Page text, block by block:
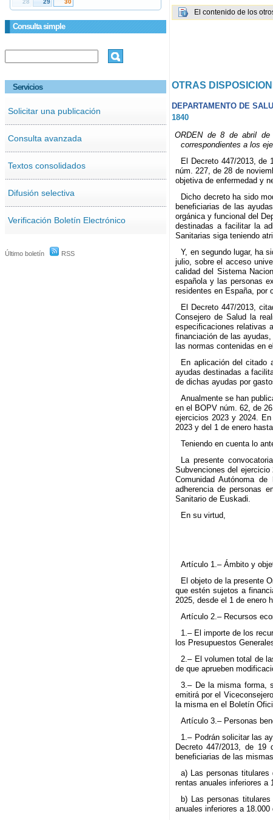
Consulta simple
Servicios
Solicitar una publicación
Consulta avanzada
Textos consolidados
Difusión selectiva
Verificación Boletín Electrónico
Último boletín RSS
El contenido de los
OTRAS
DEPARTAMENTO DE
1840
ORDEN de 8 de abril de
correspondientes a los
El Decreto 447/2013, de
núm. 227, de 28 de
objetiva de enfermedad y
Dicho decreto ha sido
beneficiarias de las
orgánica y funcional del
destinadas a facilitar la
Sanitarias siga teniendo
Y, en segundo lugar, ha
julio, sobre el acceso
calidad del Sistema
española y las personas
residentes en España, por
El Decreto 447/2013,
Consejero de Salud la
especificaciones relativas
financiación de las
las normas contenidas en
En aplicación del citado
ayudas destinadas a
de dichas ayudas por
Anualmente se han
en el BOPV núm. 62, de
ejercicios 2023 y 2024.
2023 y del 1 de enero
Teniendo en cuenta lo
La presente
Subvenciones del
Comunidad Autónoma
adherencia de personas
Sanitario de Euskadi.
En su virtud,
Artículo 1.– Ámbito y
El objeto de la presente
que estén sujetos a
2025, desde el 1 de enero
Artículo 2.– Recursos
1.– El importe de los
los Presupuestos
2.– El volumen total de
de que aprueben
3.– De la misma forma,
emitirá por el
la misma en el Boletín
Artículo 3.– Personas
1.– Podrán solicitar las
Decreto 447/2013, de
beneficiarias de las
a) Las personas
rentas anuales inferiores a
b) Las personas
anuales inferiores a